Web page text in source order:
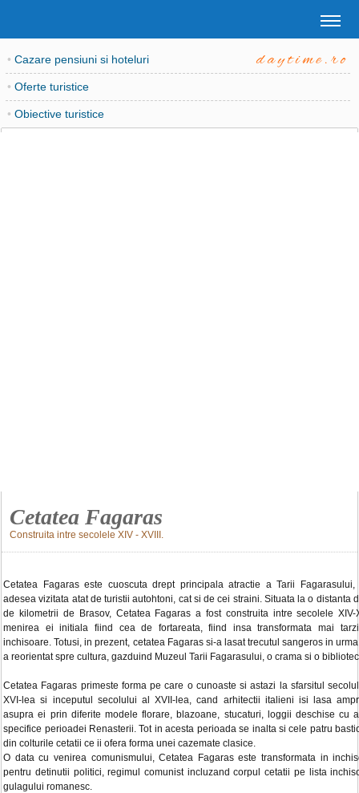
•Cazare pensiuni si hoteluri daytime.ro
•Oferte turistice
•Obiective turistice
Cetatea Fagaras
Construita intre secolele XIV - XVIII.
Cetatea Fagaras este cuoscuta drept principala atractie a Tarii Fagarasului,
adesea vizitata atat de turistii autohtoni, cat si de cei straini. Situata la o distanta
de kilometrii de Brasov, Cetatea Fagaras a fost construita intre secolele XIV-
menirea ei initiala fiind cea de fortareata, fiind insa transformata mai
inchisoare. Totusi, in prezent, cetatea Fagaras si-a lasat trecutul sangeros in
a reorientat spre cultura, gazduind Muzeul Tarii Fagarasului, o crama si o
Cetatea Fagaras primeste forma pe care o cunoaste si astazi la sfarsitul
XVI-lea si inceputul secolului al XVII-lea, cand arhitectii italieni isi lasa
asupra ei prin diferite modele florare, blazoane, stucaturi, loggii deschise cu
specifice perioadei Renasterii. Tot in acesta perioada se inalta si cele patru
din colturile cetatii ce ii ofera forma unei cazemate clasice.
O data cu venirea comunismului, Cetatea Fagaras este transformata in
pentru detinutii politici, regimul comunist incluzand corpul cetatii pe lista
gulagului romanesc.